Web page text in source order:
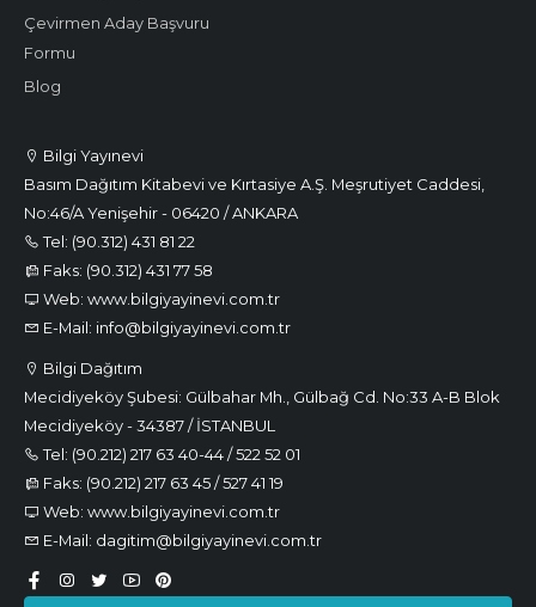
Bilgi Yayınevi
Basım Dağıtım Kitabevi ve Kırtasiye A.Ş. Meşrutiyet Caddesi,
No:46/A Yenişehir - 06420 / ANKARA
Tel: (90.312) 431 81 22
Faks: (90.312) 431 77 58
Web: www.bilgiyayinevi.com.tr
E-Mail: info@bilgiyayinevi.com.tr
Bilgi Dağıtım
Mecidiyeköy Şubesi: Gülbahar Mh., Gülbağ Cd. No:33 A-B Blok
Mecidiyeköy - 34387 / İSTANBUL
Tel: (90.212) 217 63 40-44 / 522 52 01
Faks: (90.212) 217 63 45 / 527 41 19
Web: www.bilgiyayinevi.com.tr
E-Mail: dagitim@bilgiyayinevi.com.tr
Çevirmen Aday Başvuru
Formu
Blog